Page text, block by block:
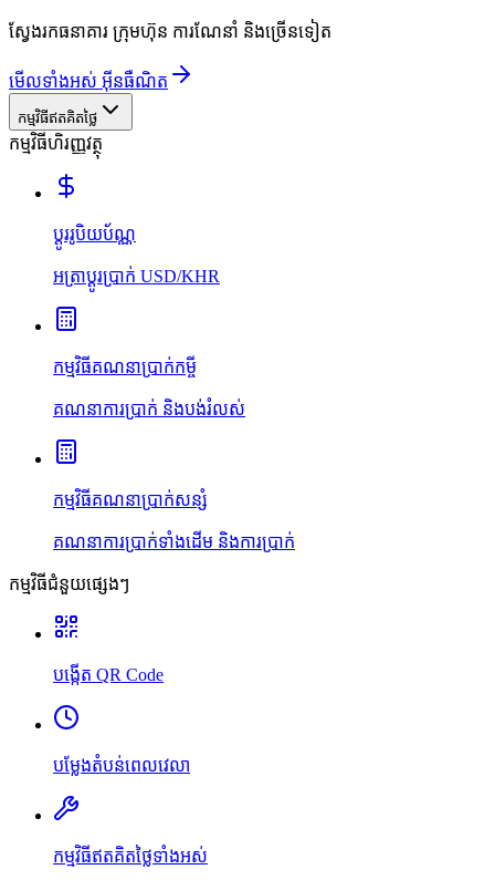
ស្វែងរកធនាគារ ក្រុមហ៊ុន ការណែនាំ និងច្រើនទៀត
មើលទាំងអស់ អ៊ីនធឺណិត
កម្មវិធីឥតគិតថ្លៃ
កម្មវិធីហិរញ្ញវត្ថុ
ប្ដូររូបិយប័ណ្ណ
អត្រាប្ដូរប្រាក់ USD/KHR
កម្មវិធីគណនាប្រាក់កម្ចី
គណនាការប្រាក់ និងបង់រំលស់
កម្មវិធីគណនាប្រាក់សន្សំ
គណនាការប្រាក់ទាំងដើម និងការប្រាក់
កម្មវិធីជំនួយផ្សេងៗ
បង្កើត QR Code
បម្លែងតំបន់ពេលវេលា
កម្មវិធីឥតគិតថ្លៃទាំងអស់